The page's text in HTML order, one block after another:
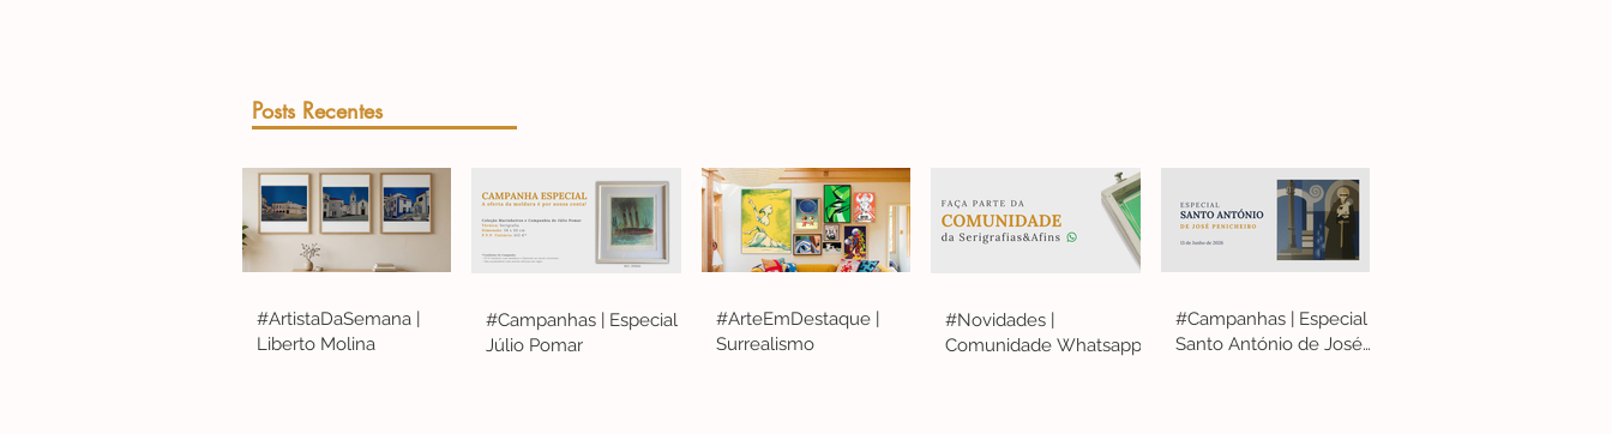
Posts Recentes
#ArtistaDaSemana |
Liberto Molina
#Campanhas | Especial
Júlio Pomar
#ArteEmDestaque |
Surrealismo
#Novidades |
Comunidade Whatsapp
#Campanhas | Especial
Santo António de José